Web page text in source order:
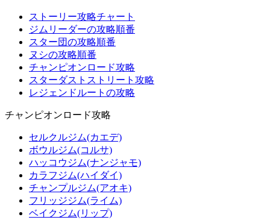
ストーリー攻略チャート
ジムリーダーの攻略順番
スター団の攻略順番
ヌシの攻略順番
チャンピオンロード攻略
スターダストストリート攻略
レジェンドルートの攻略
チャンピオンロード攻略
セルクルジム(カエデ)
ボウルジム(コルサ)
ハッコウジム(ナンジャモ)
カラフジム(ハイダイ)
チャンプルジム(アオキ)
フリッジジム(ライム)
ベイクジム(リップ)